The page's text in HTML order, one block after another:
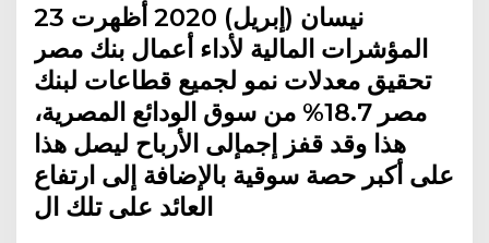
23 نيسان (إبريل) 2020 أظهرت
المؤشرات المالية لأداء أعمال بنك مصر
تحقيق معدلات نمو لجميع قطاعات لبنك
مصر 18.7% من سوق الودائع المصرية،
هذا وقد قفز إجمإلى الأرباح ليصل هذا
على أكبر حصة سوقية بالإضافة إلى ارتفاع
العائد على تلك ال